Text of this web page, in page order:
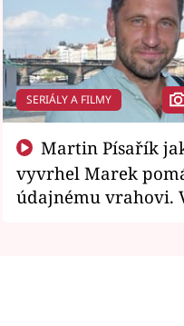
SERIÁLY A FILMY
vyvrhel Marek
údajnému vrahovi.